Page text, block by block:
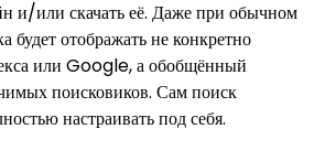
и/или скачать её. Даже при обычном
будет отображать не конкретно
или Google, а обобщённый
поисковиков. Сам поиск
настраивать под себя.